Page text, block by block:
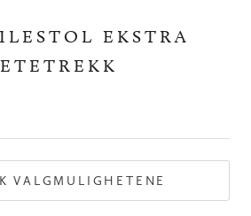
EKSTRA
VALGMULIGHETENE